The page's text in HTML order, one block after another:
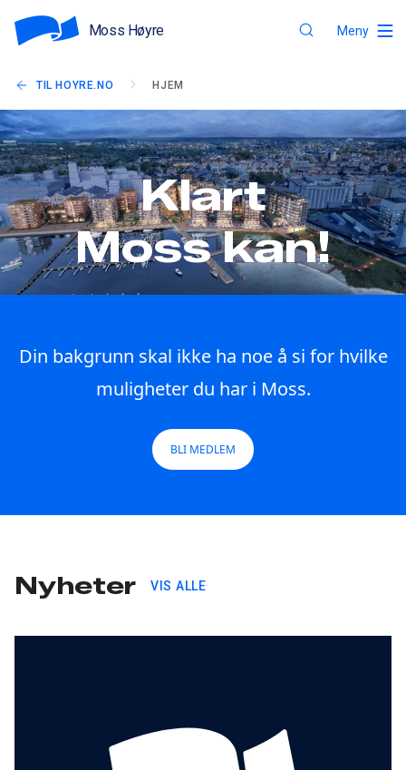
Moss Høyre Meny
TIL HOYRE.NO HJEM
Klart
Moss kan!
Din bakgrunn skal ikke ha noe å si for hvilke
muligheter du har i Moss.
BLI MEDLEM
Nyheter VIS ALLE